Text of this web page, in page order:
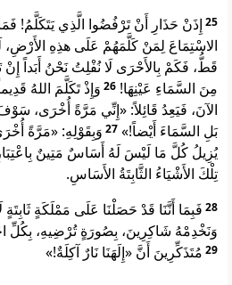
25 إِذَنْ حَذَارِ أَنْ تَرْفُضُوا الَّذِي يَتَكَلَّمُ!
الاسْتِمَاعَ لِمَنْ كَلَّمَهُمْ عَلَى هذِهِ الأَرْضِ،
قَطُّ، فَكَمْ بِالأَحْرَى لَا نُفْلِتُ نَحْنُ أَبَداً إِنْ
مِنَ السَّمَاءِ عَيْنِهَا! 26 وَإِذْ تَكَلَّمَ اللهُ
الآنَ، فَيَعِدُ قَائِلاً: «إِنِّي مَرَّةً أُخْرَى،
بَلِ السَّمَاءَ أَيْضاً!» 27 وَبِقَوْلِهِ: «مَرَّةً
يُزِيلُ كُلَّ مَا لَيْسَ لَهُ أَسَاسٌ مَتِينٌ
تِلْكَ الأَشْيَاءُ الثَّابِتَةُ الأَسَاسِ.
28 فَبِمَا أَنَّنَا قَدْ حَصَلْنَا عَلَى مَمْلَكَةٍ ثَابِتَةٍ
وَنَخْدِمْهُ شَاكِرِينَ، بِصُورَةٍ تُرْضِيهِ، بِكُلِّ
29 مُتَذَكِّرِينَ أَنَّ «إِلَهَنَا نَارٌ آكِلَةٌ!»